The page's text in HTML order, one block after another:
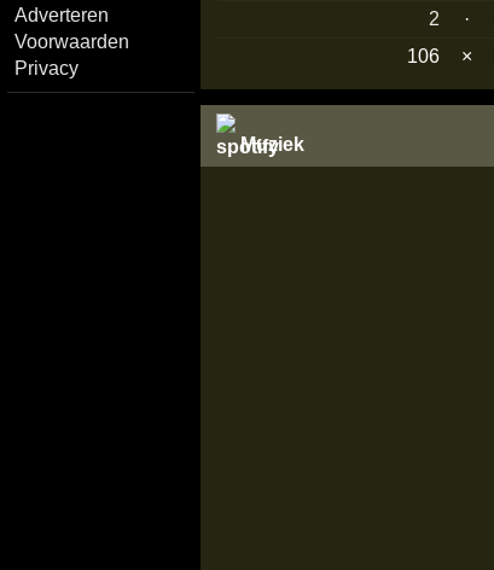
Adverteren
Voorwaarden
Privacy
2
·
106
×
Muziek